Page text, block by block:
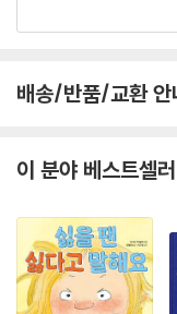
배송/반품/교환 안
이 분야 베스트셀러